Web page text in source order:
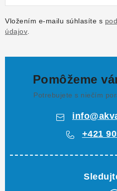
Vložením e-mailu súhlasíte s
údajov.
Pomôžeme
Potrebujete s niečím
info@
+421